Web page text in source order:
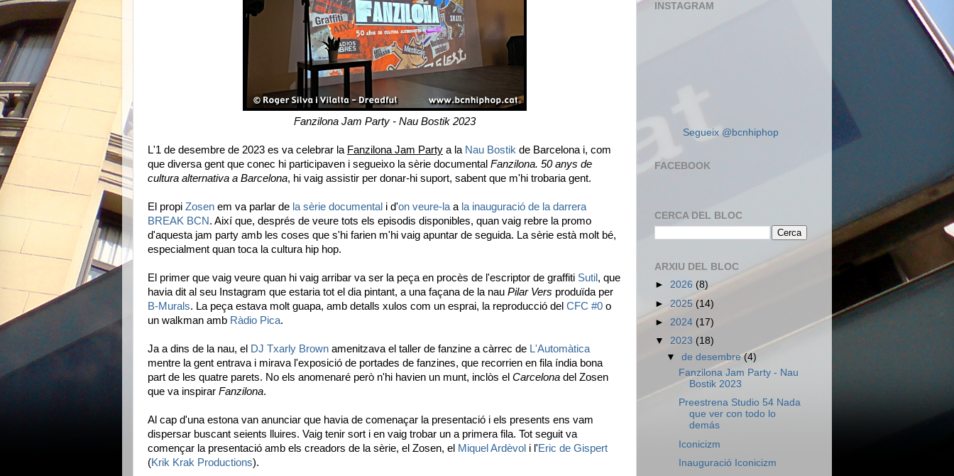
Fanzilona Jam Party - Nau Bostik 2023
L'1 de desembre de 2023 es va celebrar la Fanzilona Jam Party a la Nau Bostik de Barcelona i, com
que diversa gent que conec hi participaven i segueixo la sèrie documental Fanzilona. 50 anys de
cultura alternativa a Barcelona, hi vaig assistir per donar-hi suport, sabent que m'hi trobaria gent.
El propi Zosen em va parlar de la sèrie documental i d'on veure-la a la inauguració de la darrera
BREAK BCN. Així que, després de veure tots els episodis disponibles, quan vaig rebre la promo
d'aquesta jam party amb les coses que s'hi farien m'hi vaig apuntar de seguida. La sèrie està molt bé,
especialment quan toca la cultura hip hop.
El primer que vaig veure quan hi vaig arribar va ser la peça en procès de l'escriptor de graffiti Sutil, que
havia dit al seu Instagram que estaria tot el dia pintant, a una façana de la nau Pilar Vers produïda per
B-Murals. La peça estava molt guapa, amb detalls xulos com un esprai, la reproducció del CFC #0 o
un walkman amb Ràdio Pica.
Ja a dins de la nau, el DJ Txarly Brown amenitzava el taller de fanzine a càrrec de L'Automàtica
mentre la gent entrava i mirava l'exposició de portades de fanzines, que recorrien en fila índia bona
part de les quatre parets. No els anomenaré però n'hi havien un munt, inclòs el Carcelona del Zosen
que va inspirar Fanzilona.
Al cap d'una estona van anunciar que havia de comenaçar la presentació i els presents ens vam
dispersar buscant seients lluires. Vaig tenir sort i en vaig trobar un a primera fila. Tot seguit va
començar la presentació amb els creadors de la sèrie, el Zosen, el Miquel Ardèvol i l'Eric de Gispert
(Krik Krak Productions).
INSTAGRAM
Segueix @bcnhiphop
FACEBOOK
CERCA DEL BLOC
ARXIU DEL BLOC
► 2026 (8)
► 2025 (14)
► 2024 (17)
▼ 2023 (18)
▼de desembre(4)
Fanzilona Jam Party - Nau
Bostik 2023
Preestrena Studio 54 Nada
que ver con todo lo
demás
Iconicizm
Inauguració Iconicizm